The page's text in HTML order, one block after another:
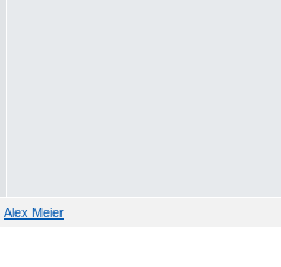
Alex Meier